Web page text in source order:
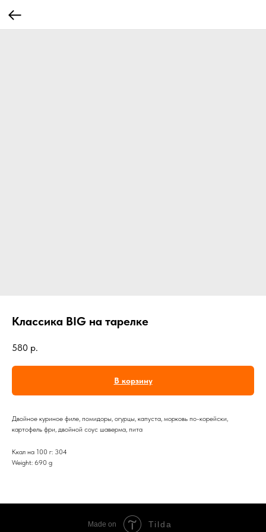
Классика BIG на тарелке
580 р.
В корзину
Двойное куриное филе, помидоры, огурцы, капуста, морковь по-корейски,
картофель фри, двойной соус шаверма, пита
Ккал на 100 г: 304
Weight: 690 g
Made on Tilda